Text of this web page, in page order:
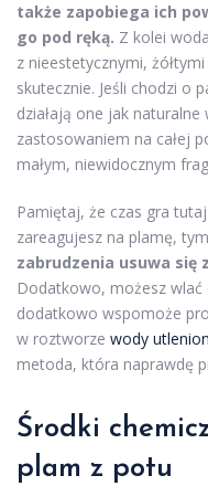
także zapobiega ich
go pod ręką. Z kolei
z nieestetycznymi,
skutecznie. Jeśli chodzi o
działają one jak
zastosowaniem na całej
małym, niewidocznym
Pamiętaj, że czas gra
zareagujesz na plamę,
zabrudzenia usuwa się
Dodatkowo, możesz wlać
dodatkowo wspomoże
w roztworze wody
metoda, która naprawdę
Środki
plam z potu